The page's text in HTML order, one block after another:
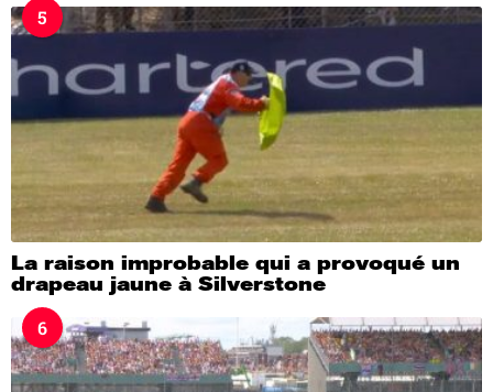
5
La raison improbable qui a provoqué un
drapeau jaune à Silverstone
6